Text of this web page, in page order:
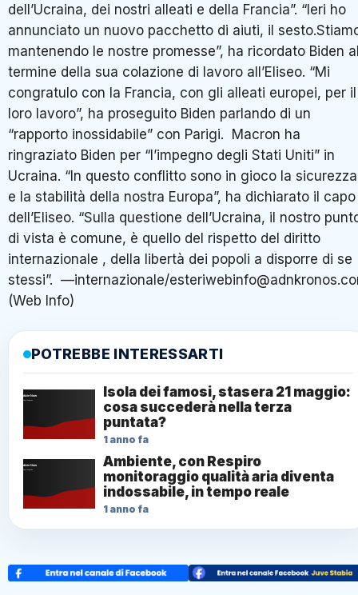
dell’Ucraina, dei nostri alleati e della Francia”. “Ieri ho
annunciato un nuovo pacchetto di aiuti, il
mantenendo le nostre promesse”, ha ricordato Biden
termine della sua colazione di lavoro all’Eliseo. “Mi
congratulo con la Francia, con gli alleati europei, per il
loro lavoro”, ha proseguito Biden parlando di un
“rapporto inossidabile” con Parigi. Macron ha
ringraziato Biden per “l’impegno degli Stati Uniti” in
Ucraina. “In questo conflitto sono in gioco la sicurezza
e la stabilità della nostra Europa”, ha dichiarato il capo
dell’Eliseo. “Sulla questione dell’Ucraina, il nostro
di vista è comune, è quello del rispetto del diritto
internazionale , della libertà dei popoli a disporre di se
stessi”. —internazionale/
(Web Info)
POTREBBE INTERESSARTI
Isola dei famosi, stasera 21 maggio:
cosa succederà nella terza
puntata?
1 anno fa
Ambiente, con Respiro
monitoraggio qualità aria diventa
indossabile, in tempo reale
1 anno fa